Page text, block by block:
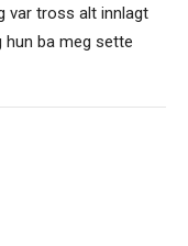
var tross alt innlagt
hun ba meg sette